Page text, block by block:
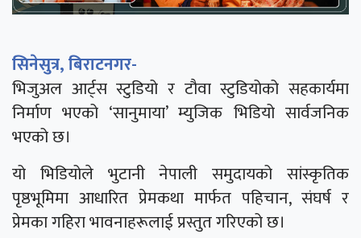
सिनेसुत्र, बिराटनगर-
भिजुअल आर्ट्स स्टुडियो र टौवा स्टुडियोको सहकार्यमा
निर्माण भएको ‘सानुमाया’ म्युजिक भिडियो सार्वजनिक
भएको छ।
यो भिडियोले भुटानी नेपाली समुदायको सांस्कृतिक
पृष्ठभूमिमा आधारित प्रेमकथा मार्फत पहिचान, संघर्ष र
प्रेमका गहिरा भावनाहरूलाई प्रस्तुत गरिएको छ।